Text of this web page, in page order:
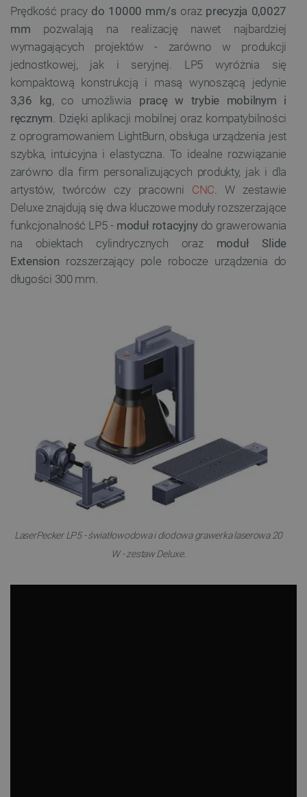
Prędkość pracy do 10000 mm/s oraz precyzja 0,0027
mm pozwalają na realizację nawet najbardziej
wymagających projektów - zarówno w produkcji
jednostkowej, jak i seryjnej. LP5 wyróżnia się
kompaktową konstrukcją i masą wynoszącą jedynie
3,36 kg, co umożliwia pracę w trybie mobilnym i
ręcznym . Dzięki aplikacji mobilnej oraz kompatybilności
z oprogramowaniem LightBurn, obsługa urządzenia jest
szybka, intuicyjna i elastyczna. To idealne rozwiązanie
zarówno dla firm personalizujących produkty, jak i dla
artystów, twórców czy pracowni CNC . W zestawie
Deluxe znajdują się dwa kluczowe moduły rozszerzające
funkcjonalność LP5 - moduł rotacyjnydo grawerowania
na obiektach cylindrycznych oraz moduł Slide
Extension rozszerzający pole robocze urządzenia do
długości 300 mm.
LaserPecker LP5 - światłowodowa i diodowa grawerka laserowa 20
W - zestaw Deluxe.